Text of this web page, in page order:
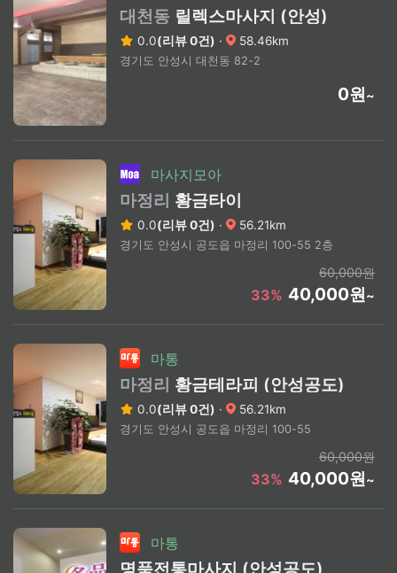
대천동 릴렉스마사지 (안성)
0.0(리뷰 0건) · 58.46km
경기도 안성시 대천동 82-2
0원~
마사지모아
마정리 황금타이
0.0(리뷰 0건) · 56.21km
경기도 안성시 공도읍 마정리 100-55 2층
60,000원
33% 40,000원~
마통
마정리 황금테라피 (안성공도)
0.0(리뷰 0건) · 56.21km
경기도 안성시 공도읍 마정리 100-55
60,000원
33% 40,000원~
마통
명품전통마사지 (안성공도)